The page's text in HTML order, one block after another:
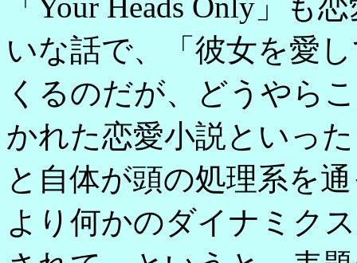
いな話で、「彼女を愛
くるのだが、どうやら
かれた恋愛小説といっ
と自体が頭の処理系を
より何かのダイナミク